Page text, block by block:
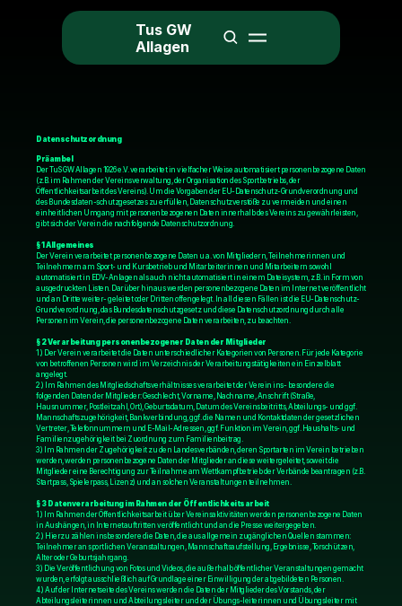
Datenschutzordnung
Präambel
Der TuS GW Allagen 1926 e.V. verarbeitet in vielfacher Weise automatisiert personenbezogene Daten
(z.B. im Rahmen der Vereinsverwaltung, der Organisation des Sportbetriebs, der
Öffentlichkeitsarbeit des Vereins). Um die Vorgaben der EU-Datenschutz-Grundverordnung und
des Bundesdaten-schutzgesetzes zu erfüllen, Datenschutzverstöße zu vermeiden und einen
einheitlichen Umgang mit personenbezogenen Daten innerhalb des Vereins zu gewährleisten,
gibt sich der Verein die nachfolgende Datenschutzordnung.
§ 1 Allgemeines
Der Verein verarbeitet personenbezogene Daten u.a. von Mitgliedern, Teilnehmerinnen und
Teilnehmern am Sport- und Kursbetrieb und Mitarbeiterinnen und Mitarbeitern sowohl
automatisiert in EDV-Anlagen als auch nicht automatisiert in einem Dateisystem, z.B. in Form von
ausgedruckten Listen. Darüber hinaus werden personenbezogene Daten im Internet veröffentlicht
und an Dritte weiter- geleitet oder Dritten offengelegt. In all diesen Fällen ist die EU-Datenschutz-
Grundverordnung, das Bundesdatenschutzgesetz und diese Datenschutzordnung durch alle
Personen im Verein, die personenbezogene Daten verarbeiten, zu beachten.
§ 2 Verarbeitung personenbezogener Daten der Mitglieder
1.) Der Verein verarbeitet die Daten unterschiedlicher Kategorien von Personen. Für jede Kategorie
von betroffenen Personen wird im Verzeichnis der Verarbeitungstätigkeiten ein Einzelblatt
angelegt.
2.) Im Rahmen des Mitgliedschaftsverhältnisses verarbeitet der Verein ins- besondere die
folgenden Daten der Mitglieder: Geschlecht, Vorname, Nachname, Anschrift (Straße,
Hausnummer, Postleitzahl, Ort), Geburtsdatum, Datum des Vereinsbeitritts, Abteilungs- und ggf.
Mannschaftszugehörigkeit, Bankverbindung, ggf. die Namen und Kontaktdaten der gesetzlichen
Vertreter, Telefonnummern und E-Mail-Adressen, ggf. Funktion im Verein, ggf. Haushalts- und
Familienzugehörigkeit bei Zuordnung zum Familienbeitrag.
3.) Im Rahmen der Zugehörigkeit zu den Landesverbänden, deren Sportarten im Verein betrieben
werden, werden personenbezogene Daten der Mitglieder an diese weitergeleitet, soweit die
Mitglieder eine Berechtigung zur Teilnahme am Wettkampfbetrieb der Verbände beantragen (z.B.
Startpass, Spielerpass, Lizenz) und an solchen Veranstaltungen teilnehmen.
§ 3 Datenverarbeitung im Rahmen der Öffentlichkeitsarbeit
1.) Im Rahmen der Öffentlichkeitsarbeit über Vereinsaktivitäten werden personenbezogene Daten
in Aushängen, in Internetauftritten veröffentlicht und an die Presse weitergegeben.
2.) Hierzu zählen insbesondere die Daten, die aus allgemein zugänglichen Quellen stammen:
Teilnehmer an sportlichen Veranstaltungen, Mannschaftsaufstellung, Ergebnisse, Torschützen,
Alter oder Geburtsjahrgang.
3.) Die Veröffentlichung von Fotos und Videos, die außerhalb öffentlicher Veranstaltungen gemacht
wurden, erfolgt ausschließlich auf Grundlage einer Einwilligung der abgebildeten Personen.
4.) Auf der Internetseite des Vereins werden die Daten der Mitglieder des Vorstands, der
Abteilungsleiterinnen und Abteilungsleiter und der Übungs-leiterinnen und Übungsleiter mit
Tus GW
Allagen